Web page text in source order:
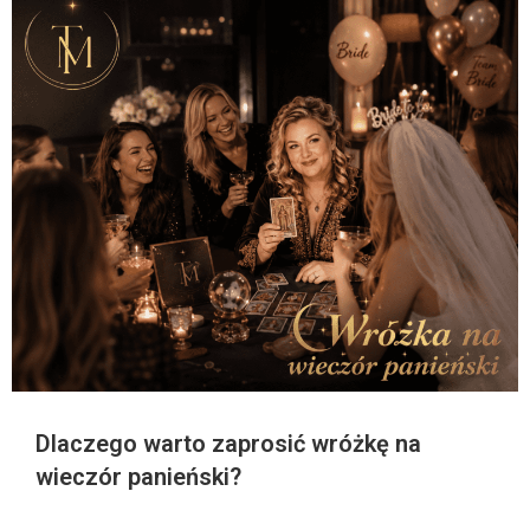
Dlaczego warto zaprosić wróżkę na
wieczór panieński?